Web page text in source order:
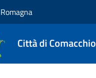
Città di Comacchio